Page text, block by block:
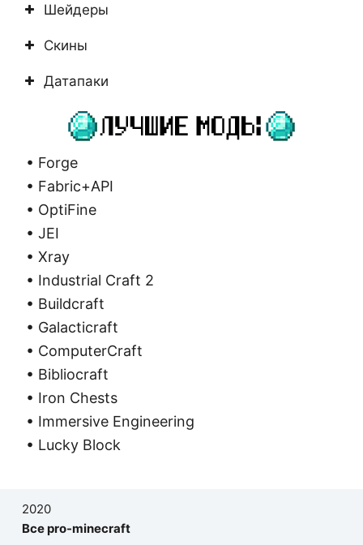
Шейдеры
Скины
Датапаки
• Forge
• Fabric+API
• OptiFine
• JEI
• Xray
• Industrial Craft 2
• Buildcraft
• Galacticraft
• ComputerCraft
• Bibliocraft
• Iron Chests
• Immersive Engineering
• Lucky Block
2020
Все pro-minecraft